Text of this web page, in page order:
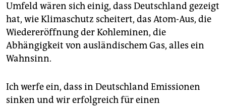
Umfeld wären sich einig, dass Deutschland gezeigt
hat, wie Klimaschutz scheitert, das Atom-Aus, die
Wiedereröffnung der Kohleminen, die
Abhängigkeit von ausländischem Gas, alles ein
Wahnsinn.
Ich werfe ein, dass in Deutschland Emissionen
sinken und wir erfolgreich für einen